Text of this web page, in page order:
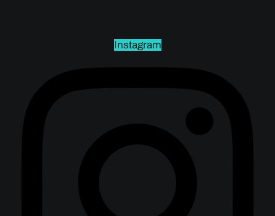
Instagram